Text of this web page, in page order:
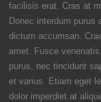
facilisis erat. Cras at
Donec interdum purus
dictum accumsan.
amet. Fusce
purus, nec tincidunt
et varius. Etiam eget
dolor imperdiet at